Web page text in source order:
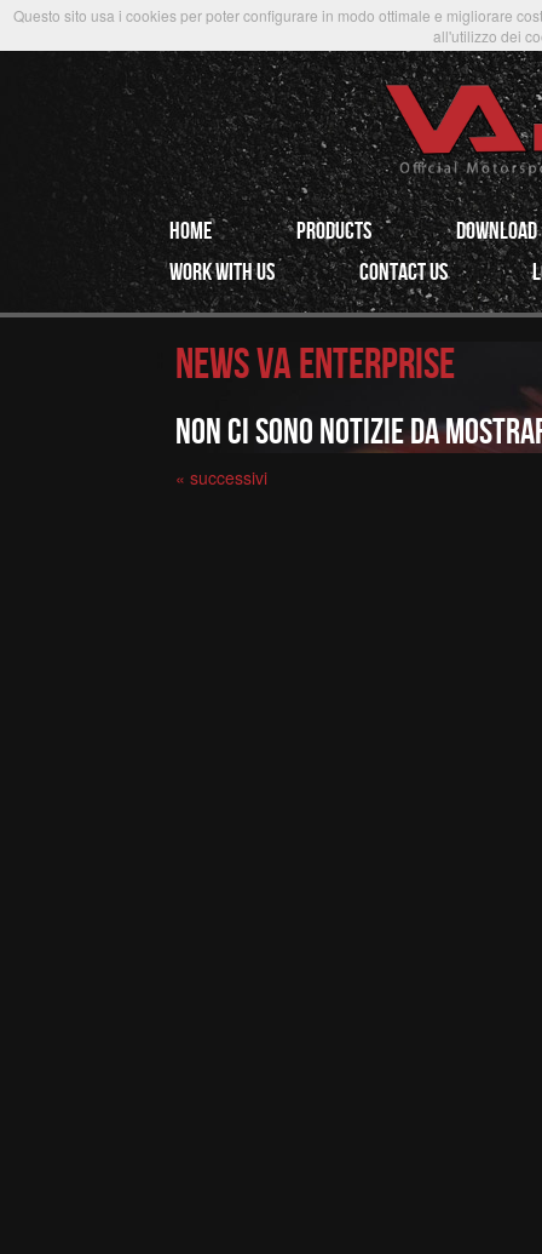
HOME PRODUCTS
Download
WORK WITH US
CONTACT US
news va enterprise
Non ci sono notizie da
« successivi
Questo sito usa i cookies per poter configurare in modo ottimale e migliorare
all'utilizzo dei